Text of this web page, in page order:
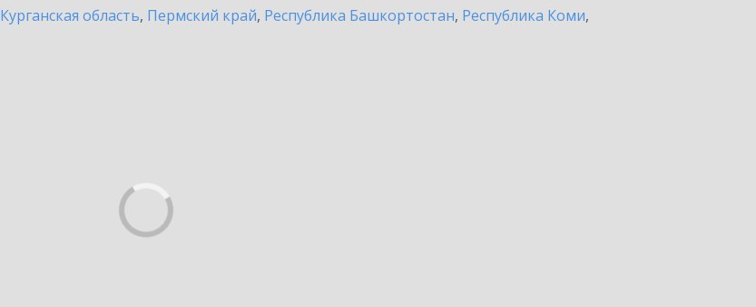
Курганская область, Пермский край, Республика Башкортостан, Республика Коми,